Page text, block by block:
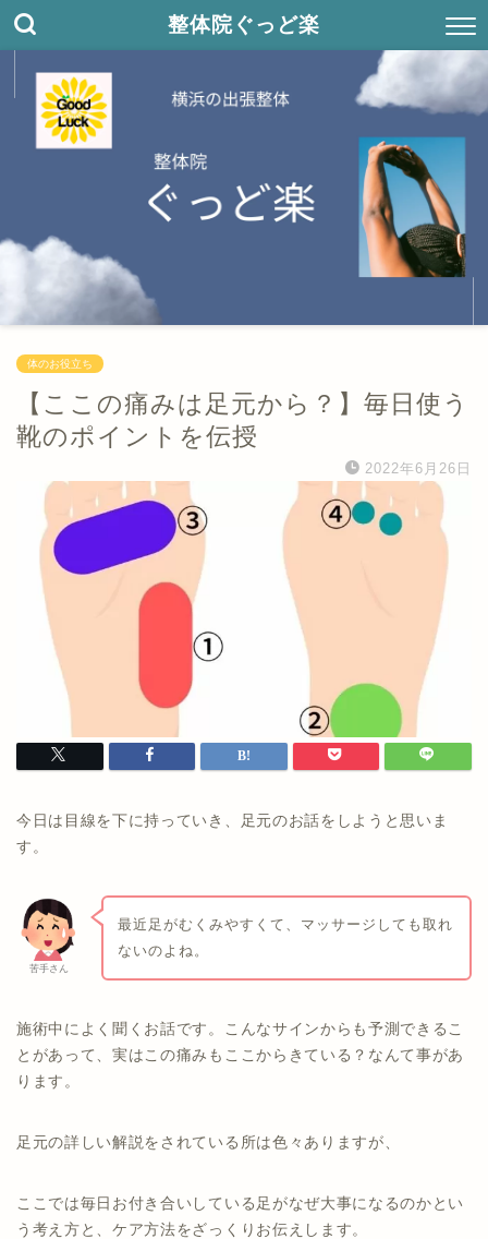
整体院ぐっど楽
体のお役立ち
【ここの痛みは足元から？】毎日使う
靴のポイントを伝授
2022年6月26日
今日は目線を下に持っていき、足元のお話をしようと思いま
す。
苦手さん
最近足がむくみやすくて、マッサージしても取れ
ないのよね。
施術中によく聞くお話です。こんなサインからも予測できるこ
とがあって、実はこの痛みもここからきている？なんて事があ
ります。
足元の詳しい解説をされている所は色々ありますが、
ここでは毎日お付き合いしている足がなぜ大事になるのかとい
う考え方と、ケア方法をざっくりお伝えします。